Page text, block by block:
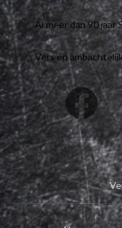
Al meer dan 90 jaar
Vers en